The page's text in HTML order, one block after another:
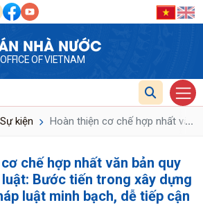
NHÀ NƯỚC
OF VIETNAM
kiện Hoàn thiện cơ chế hợp nhất văn
...
chế hợp nhất văn bản quy
luật: Bước tiến trong xây dựng
luật minh bạch, dễ tiếp cận